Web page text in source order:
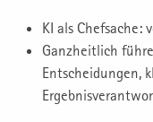
KI als Chefsache:
Ganzheitlich
Entscheidungen,